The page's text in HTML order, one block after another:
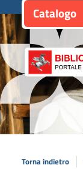
Catalogo
Torna indietro